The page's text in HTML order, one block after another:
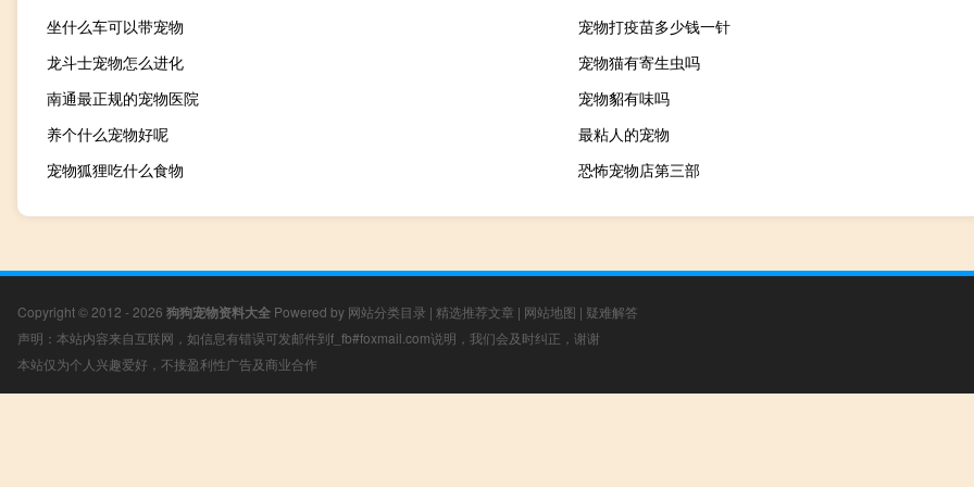
坐什么车可以带宠物
宠物打疫苗多少钱一针
龙斗士宠物怎么进化
宠物猫有寄生虫吗
南通最正规的宠物医院
宠物貂有味吗
养个什么宠物好呢
最粘人的宠物
宠物狐狸吃什么食物
恐怖宠物店第三部
Copyright © 2012 - 2026 狗狗宠物资料大全 Powered by 网站分类目录 | 精选推荐文章 | 网站地图 | 疑难解答
声明：本站内容来自互联网，如信息有错误可发邮件到f_fb#foxmail.com说明，我们会及时纠正，谢谢
本站仅为个人兴趣爱好，不接盈利性广告及商业合作